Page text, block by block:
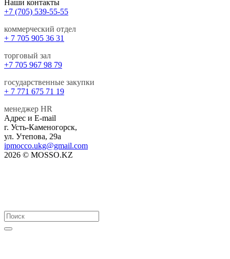
Наши контакты
+7 (705) 539-55-55
коммерческий отдел
+ 7 705 905 36 31
торговый зал
+7 705 967 98 79
государственные закупки
+ 7 771 675 71 19
менеджер HR
Адрес и E-mail
г. Усть-Каменогорск,
ул. Утепова, 29а
ipmocco.ukg@gmail.com
2026 © MOSSO.KZ